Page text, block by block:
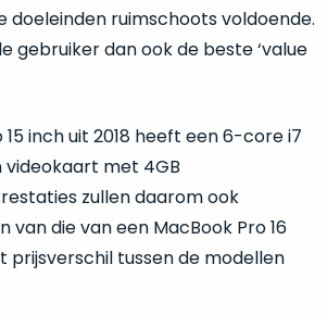
doeleinden ruimschoots voldoende.
gebruiker dan ook de beste ‘value
15 inch uit 2018 heeft een 6-core i7
met 4GB
zullen daarom ook
van die van een MacBook Pro 16
prijsverschil tussen de modellen